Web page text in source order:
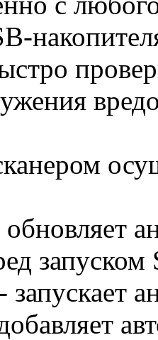
запуском
запускает